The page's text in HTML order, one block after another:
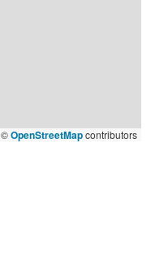
©OpenStreetMapcontributors